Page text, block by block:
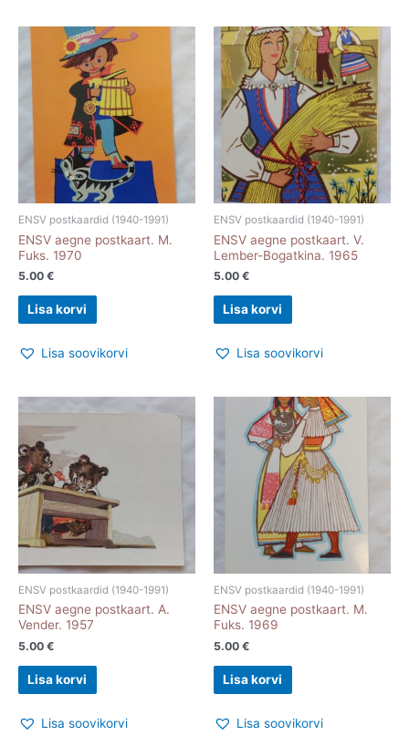
ENSV postkaardid (1940-1991)
ENSV aegne postkaart. M.
Fuks. 1970
5.00 €
Lisa korvi
Lisa soovikorvi
ENSV postkaardid (1940-1991)
ENSV aegne postkaart. V.
Lember-Bogatkina. 1965
5.00 €
Lisa korvi
Lisa soovikorvi
ENSV postkaardid (1940-1991)
ENSV aegne postkaart. A.
Vender. 1957
5.00 €
Lisa korvi
Lisa soovikorvi
ENSV postkaardid (1940-1991)
ENSV aegne postkaart. M.
Fuks. 1969
5.00 €
Lisa korvi
Lisa soovikorvi